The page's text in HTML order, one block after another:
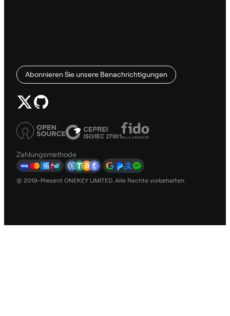
Abonnieren Sie unsere Benachrichtigungen
Zahlungsmethode
© 2019–Present ONEKEY LIMITED. Alle Rechte vorbehalten.